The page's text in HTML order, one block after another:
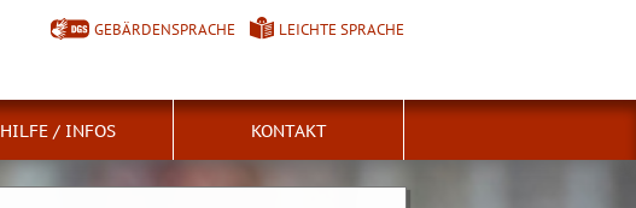
GEBÄRDENSPRACHE LEICHTE SPRACHE
HILFE / INFOS KONTAKT